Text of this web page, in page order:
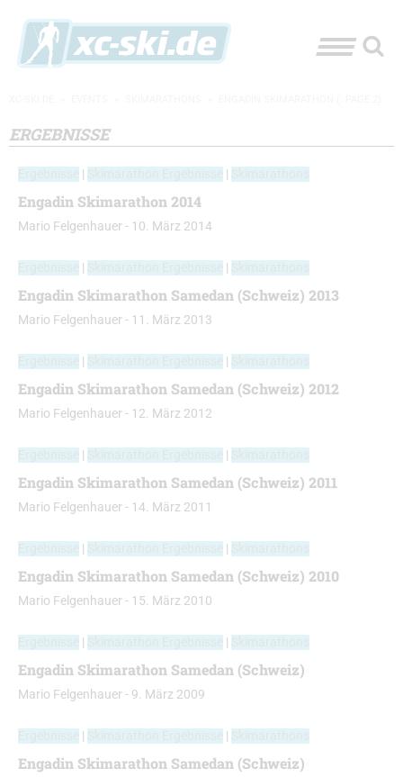
ERGEBNISSE
| |
Engadin Skimarathon 2014
Mario Felgenhauer - 10. März 2014
| |
Engadin Skimarathon Samedan (Schweiz) 2013
Mario Felgenhauer - 11. März 2013
| |
Engadin Skimarathon Samedan (Schweiz) 2012
Mario Felgenhauer - 12. März 2012
| |
Engadin Skimarathon Samedan (Schweiz) 2011
Mario Felgenhauer - 14. März 2011
| |
Engadin Skimarathon Samedan (Schweiz) 2010
Mario Felgenhauer - 15. März 2010
| |
Engadin Skimarathon Samedan (Schweiz)
Mario Felgenhauer - 9. März 2009
| |
Engadin Skimarathon Samedan (Schweiz)